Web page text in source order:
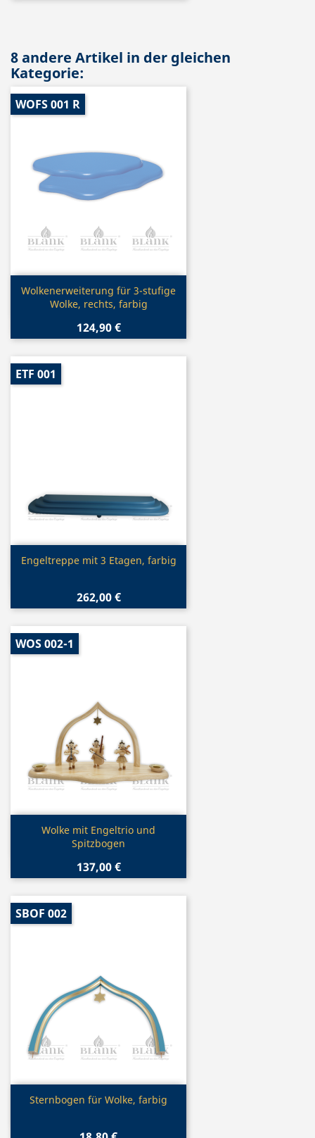
8 andere Artikel in der gleichen
Kategorie:
Vorschau
Wolkenerweiterung für 3-stufige
Wolke, rechts, farbig
124,90 €
WOFS 001 R
 Vorschau
Engeltreppe mit 3 Etagen, farbig
262,00 €
ETF 001
Vorschau
Wolke mit Engeltrio und
Spitzbogen
137,00 €
WOS 002-1
Vorschau
Sternbogen für Wolke, farbig
SBOF 002